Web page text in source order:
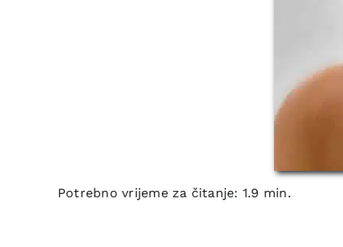
Potrebno vrijeme za čitanje: 1.9 min.